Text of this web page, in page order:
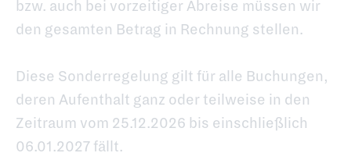
bzw. auch bei vorzeitiger Abreise müssen wir
den gesamten Betrag in Rechnung stellen.
Diese Sonderregelung gilt für alle Buchungen,
deren Aufenthalt ganz oder teilweise in den
Zeitraum vom 25.12.2026 bis einschließlich
06.01.2027 fällt.